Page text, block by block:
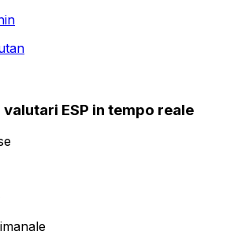
ESP in tempo reale